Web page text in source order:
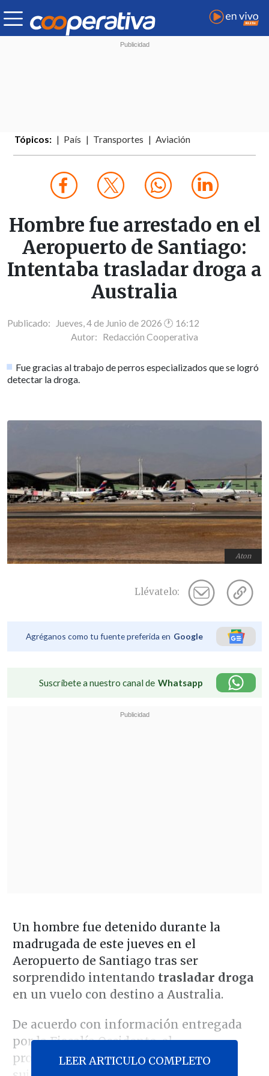
Tópicos: País Transportes Aviación
Hombre fue arrestado en el
Aeropuerto de Santiago:
Intentaba trasladar droga a
Australia
Publicado: Jueves, 4 de Junio de 2026 🕐 16:12
Autor: Redacción Cooperativa
Fue gracias al trabajo de perros especializados que se logró
detectar la droga.
Aton
Llévatelo:
Agréganos como tu fuente preferida en Google
Suscríbete a nuestro canal de Whatsapp
Un hombre fue detenido durante la
madrugada de este jueves en el
Aeropuerto de Santiago tras ser
sorprendido intentando trasladar droga
en un vuelo con destino a Australia.
De acuerdo con información entregada
por la Fiscalía Occidente, el
procedimiento se realizó cuando el
LEER ARTICULO COMPLETO